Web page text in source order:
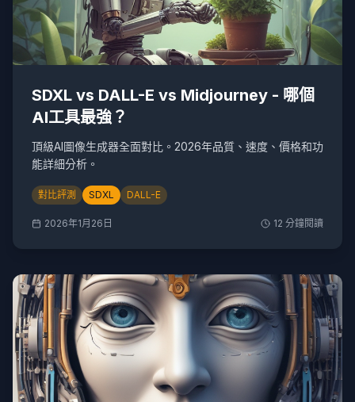
SDXL vs DALL-E vs Midjourney - 哪個
AI工具最強？
頂級AI圖像生成器全面對比。2026年品質、速度、價格和功
能詳細分析。
對比評測 SDXL DALL-E
2026年1月26日 12 分鐘閱讀